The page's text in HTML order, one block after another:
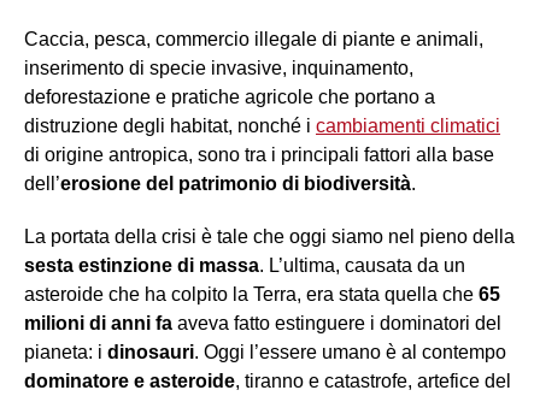
Caccia, pesca, commercio illegale di piante e animali,
inserimento di specie invasive, inquinamento,
deforestazione e pratiche agricole che portano a
distruzione degli habitat, nonché i cambiamenti climatici
di origine antropica, sono tra i principali fattori alla base
dell’erosione del patrimonio di biodiversità.
La portata della crisi è tale che oggi siamo nel pieno della
sesta estinzione di massa. L’ultima, causata da un
asteroide che ha colpito la Terra, era stata quella che 65
milioni di anni fa aveva fatto estinguere i dominatori del
pianeta: i dinosauri. Oggi l’essere umano è al contempo
dominatore e asteroide, tiranno e catastrofe, artefice del